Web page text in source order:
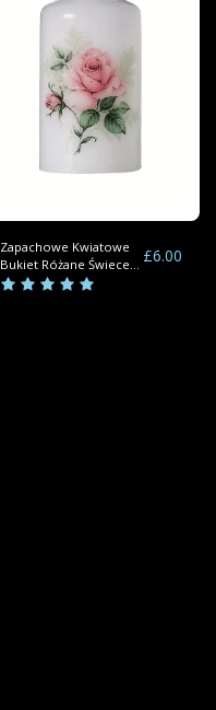
Zapachowe Kwiatowe
Bukiet Różane Świece
Kolumnowe
£6.00